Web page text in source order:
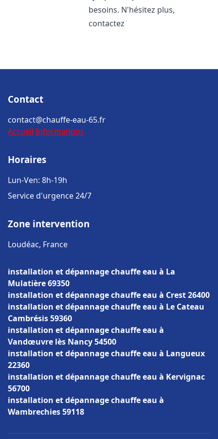
besoins. N'hésitez plus,
contactez
Contact
contact@chauffe-eau-65.fr
Accueil Informations
Horaires
Lun-Ven: 8h-19h
Service d'urgence 24/7
Zone intervention
Loudéac, France
installation et dépannage chauffe eau à La
Mulatière 69350
installation et dépannage chauffe eau à Crest 26400
installation et dépannage chauffe eau à Le Cateau
Cambrésis 59360
installation et dépannage chauffe eau à
Vandœuvre lès Nancy 54500
installation et dépannage chauffe eau à Langueux
22360
installation et dépannage chauffe eau à Kervignac
56700
installation et dépannage chauffe eau à
Wambrechies 59118